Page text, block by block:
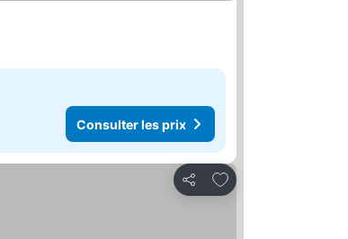
Consulter les prix
Partager
Ajouter à mes favoris